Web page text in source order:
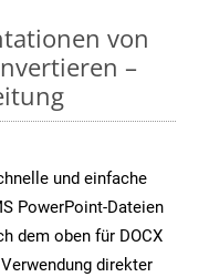
von
–
und einfache
PowerPoint-Dateien
dem oben für DOCX
direkter